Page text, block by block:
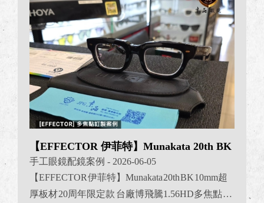
【EFFECTOR 伊菲特】Munakata 20th BK
手工眼鏡配鏡案例 - 2026-06-05
【EFFECTOR 伊菲特】Munakata 20th BK 10mm超
厚板材 20周年限定款 台廠博飛騰1.56HD多焦點 R: